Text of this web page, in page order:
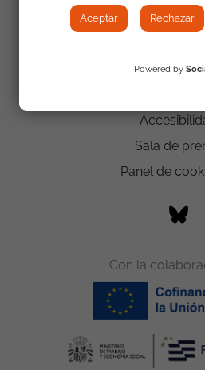
Mapa
Uso de la
Sala de
Panel de
Con la
Aceptar Rechazar
Powered by